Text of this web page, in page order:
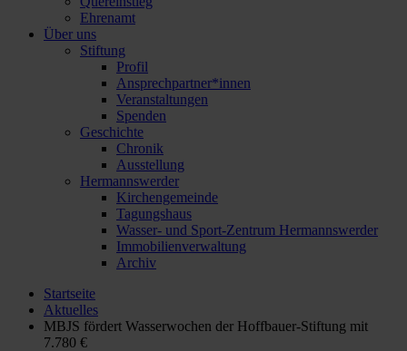
Ehrenamt
Über uns
Stiftung
Profil
Ansprechpartner*innen
Veranstaltungen
Spenden
Geschichte
Chronik
Ausstellung
Hermannswerder
Kirchengemeinde
Tagungshaus
Wasser- und Sport-Zentrum Hermannswerder
Immobilienverwaltung
Archiv
Startseite
Aktuelles
MBJS fördert Wasserwochen der Hoffbauer-Stiftung mit
7.780 €